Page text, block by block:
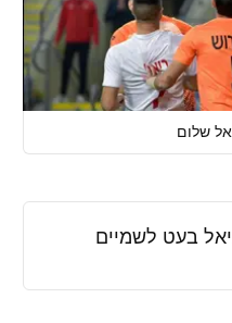
שלום
בעט לשמיים